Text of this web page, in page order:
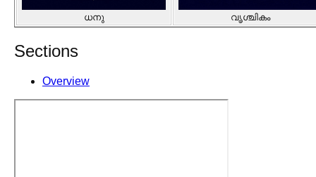
ധനു വൃശ്ചികം
Sections
Overview